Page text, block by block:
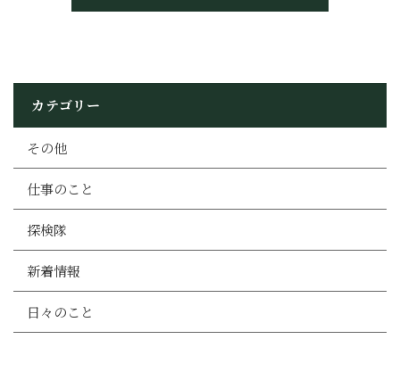
カテゴリー
その他
仕事のこと
探検隊
新着情報
日々のこと